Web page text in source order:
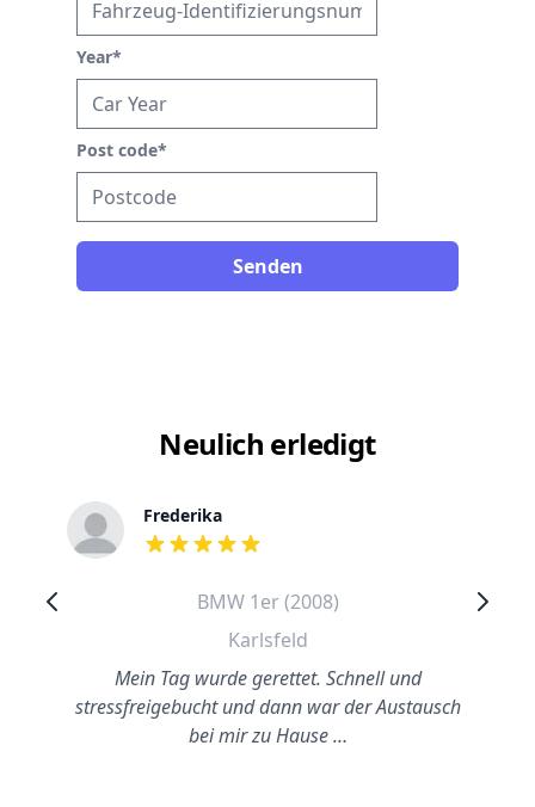
Year*
Post code*
Senden
Neulich erledigt
Frederika
out of 5 stars
BMW 1er (2008)
Karlsfeld
Mein Tag wurde gerettet. Schnell und
stressfreigebucht und dann war der Austausch
bei mir zu Hause …